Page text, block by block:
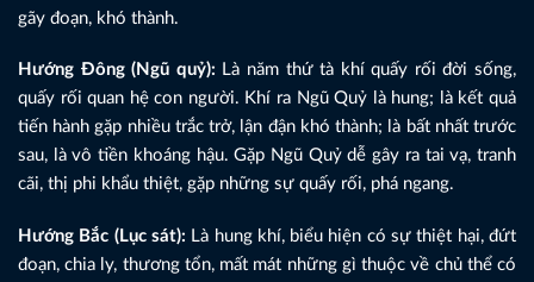
gãy đoạn, khó thành.
Hướng Đông (Ngũ quỷ): Là năm thứ tà khí quấy rối đời sống,
quấy rối quan hệ con người. Khí ra Ngũ Quỷ là hung; là kết quả
tiến hành gặp nhiều trắc trở, lận đận khó thành; là bất nhất trước
sau, là vô tiền khoáng hậu. Gặp Ngũ Quỷ dễ gây ra tai vạ, tranh
cãi, thị phi khẩu thiệt, gặp những sự quấy rối, phá ngang.
Hướng Bắc (Lục sát): Là hung khí, biểu hiện có sự thiệt hại, đứt
đoạn, chia ly, thương tổn, mất mát những gì thuộc về chủ thể có